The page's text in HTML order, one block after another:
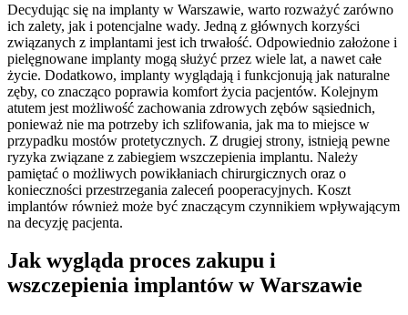
Decydując się na implanty w Warszawie, warto rozważyć zarówno
ich zalety, jak i potencjalne wady. Jedną z głównych korzyści
związanych z implantami jest ich trwałość. Odpowiednio założone i
pielęgnowane implanty mogą służyć przez wiele lat, a nawet całe
życie. Dodatkowo, implanty wyglądają i funkcjonują jak naturalne
zęby, co znacząco poprawia komfort życia pacjentów. Kolejnym
atutem jest możliwość zachowania zdrowych zębów sąsiednich,
ponieważ nie ma potrzeby ich szlifowania, jak ma to miejsce w
przypadku mostów protetycznych. Z drugiej strony, istnieją pewne
ryzyka związane z zabiegiem wszczepienia implantu. Należy
pamiętać o możliwych powikłaniach chirurgicznych oraz o
konieczności przestrzegania zaleceń pooperacyjnych. Koszt
implantów również może być znaczącym czynnikiem wpływającym
na decyzję pacjenta.
Jak wygląda proces zakupu i
wszczepienia implantów w Warszawie